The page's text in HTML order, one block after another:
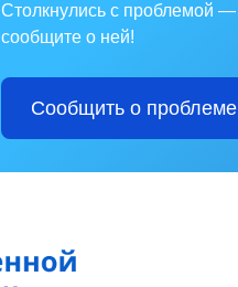
Столкнулись с проблемой —
сообщите о ней!
Сообщить о проблеме